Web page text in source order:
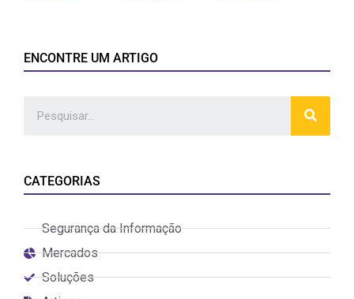
ENCONTRE UM ARTIGO
CATEGORIAS
Segurança da Informação
Mercados
Soluções